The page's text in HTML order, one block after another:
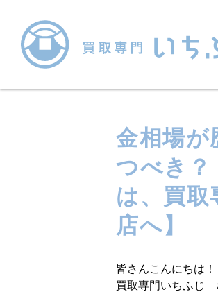
金相場が
つべき？
は、買取
店へ】
皆さんこんにちは！
買取専門いちふじ